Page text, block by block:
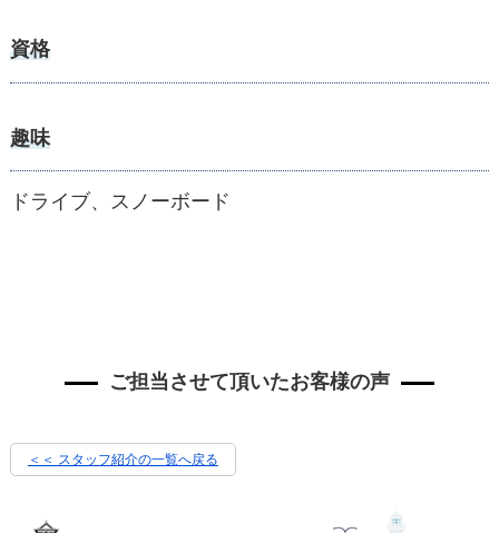
資格
趣味
ドライブ、スノーボード
ご担当させて頂いたお客様の声
＜＜ スタッフ紹介の一覧へ戻る